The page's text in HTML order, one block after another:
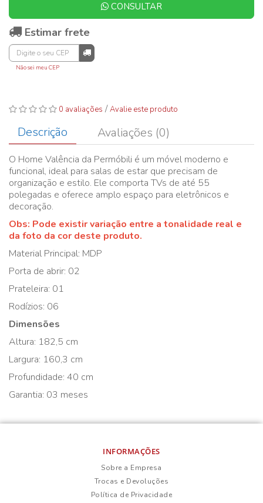
CONSULTAR
Estimar frete
Não sei meu CEP
0 avaliações /Avalie este produto
Descrição Avaliações (0)
O Home Valência da Permóbili é um móvel moderno e
funcional, ideal para salas de estar que precisam de
organização e estilo. Ele comporta TVs de até 55
polegadas e oferece amplo espaço para eletrônicos e
decoração.
Obs: Pode existir variação entre a tonalidade real e
da foto da cor deste produto.
Material Principal: MDP
Porta de abrir: 02
Prateleira: 01
Rodízios: 06
Dimensões
Altura: 182,5 cm
Largura: 160,3 cm
Profundidade: 40 cm
Garantia: 03 meses
INFORMAÇÕES
Sobre a Empresa
Trocas e Devoluções
Política de Privacidade